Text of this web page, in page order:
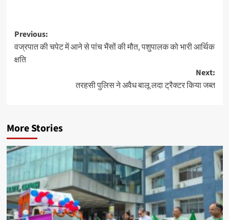
Post
navigation
Previous:
वज्रपात की चपेट में आने से पांच भैंसों की मौत, पशुपालक को भारी आर्थिक
क्षति
Next:
तरहसी पुलिस ने अवैध बालू लदा ट्रैक्टर किया जब्त
More Stories